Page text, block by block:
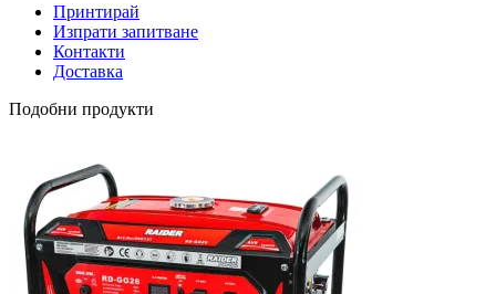
Принтирай
Изпрати запитване
Контакти
Доставка
Подобни продукти